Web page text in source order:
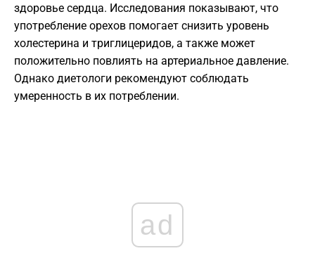
здоровье сердца. Исследования показывают, что
употребление орехов помогает снизить уровень
холестерина и триглицеридов, а также может
положительно повлиять на артериальное давление.
Однако диетологи рекомендуют соблюдать
умеренность в их потреблении.
ad